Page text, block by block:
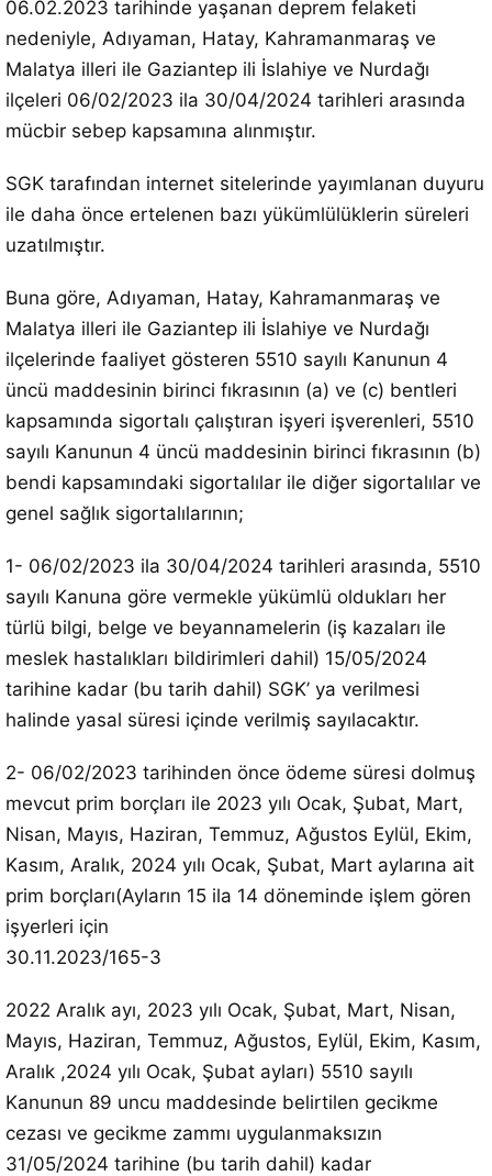
06.02.2023 tarihinde yaşanan deprem felaketi
nedeniyle, Adıyaman, Hatay, Kahramanmaraş ve
Malatya illeri ile Gaziantep ili İslahiye ve Nurdağı
ilçeleri 06/02/2023 ila 30/04/2024 tarihleri arasında
mücbir sebep kapsamına alınmıştır.
SGK tarafından internet sitelerinde yayımlanan duyuru
ile daha önce ertelenen bazı yükümlülüklerin süreleri
uzatılmıştır.
Buna göre, Adıyaman, Hatay, Kahramanmaraş ve
Malatya illeri ile Gaziantep ili İslahiye ve Nurdağı
ilçelerinde faaliyet gösteren 5510 sayılı Kanunun 4
üncü maddesinin birinci fıkrasının (a) ve (c) bentleri
kapsamında sigortalı çalıştıran işyeri işverenleri, 5510
sayılı Kanunun 4 üncü maddesinin birinci fıkrasının (b)
bendi kapsamındaki sigortalılar ile diğer sigortalılar ve
genel sağlık sigortalılarının;
1- 06/02/2023 ila 30/04/2024 tarihleri arasında, 5510
sayılı Kanuna göre vermekle yükümlü oldukları her
türlü bilgi, belge ve beyannamelerin (iş kazaları ile
meslek hastalıkları bildirimleri dahil) 15/05/2024
tarihine kadar (bu tarih dahil) SGK’ ya verilmesi
halinde yasal süresi içinde verilmiş sayılacaktır.
2- 06/02/2023 tarihinden önce ödeme süresi dolmuş
mevcut prim borçları ile 2023 yılı Ocak, Şubat, Mart,
Nisan, Mayıs, Haziran, Temmuz, Ağustos Eylül, Ekim,
Kasım, Aralık, 2024 yılı Ocak, Şubat, Mart aylarına ait
prim borçları(Ayların 15 ila 14 döneminde işlem gören
işyerleri için
30.11.2023/165-3
2022 Aralık ayı, 2023 yılı Ocak, Şubat, Mart, Nisan,
Mayıs, Haziran, Temmuz, Ağustos, Eylül, Ekim, Kasım,
Aralık ,2024 yılı Ocak, Şubat ayları) 5510 sayılı
Kanunun 89 uncu maddesinde belirtilen gecikme
cezası ve gecikme zammı uygulanmaksızın
31/05/2024 tarihine (bu tarih dahil) kadar